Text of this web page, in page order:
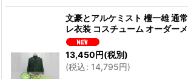
文豪とアルケミスト 檀一雄 通
レ衣装 コスチューム オーダー
13,450円(税別)
(税込: 14,795円)